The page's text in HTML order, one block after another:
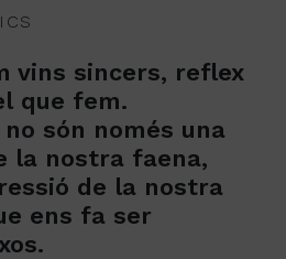
vins sincers, reflex
que fem.
són només una
la nostra faena,
de la nostra
ens fa ser